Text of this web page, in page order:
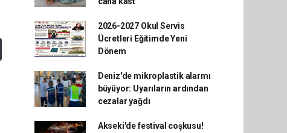
2026-2027 Okul Servis
Ücretleri Eğitimde Yeni
Dönem
Deniz'de mikroplastik alarmı
büyüyor: Uyarıların ardından
cezalar yağdı
Akseki'de festival coşkusu!